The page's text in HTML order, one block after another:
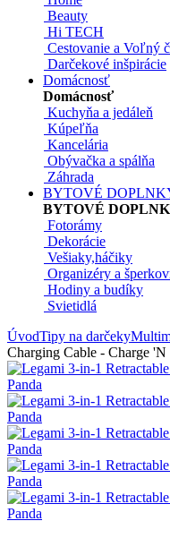
Beauty
Hi TECH
Cestovanie a Voľný
Darčekové inšpirácie
Domácnosť
Domácnosť
Kuchyňa a jedáleň
Kúpeľňa
Kancelária
Obývačka a spálňa
Záhrada
BYTOVÉ
BYTOVÉ
Fotorámy
Dekorácie
Vešiaky,háčiky
Organizéry a
Hodiny a budíky
Svietidlá
ÚvodTipy na darčeky
Charging Cable - Charge 'N